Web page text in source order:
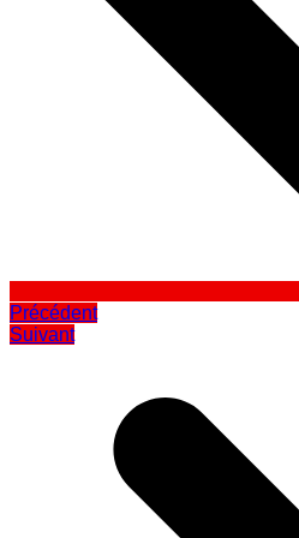
Précédent
Suivant